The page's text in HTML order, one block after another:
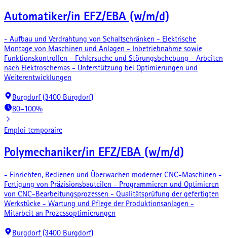
Automatiker/in EFZ/EBA (w/m/d)
- Aufbau und Verdrahtung von Schaltschränken - Elektrische
Montage von Maschinen und Anlagen - Inbetriebnahme sowie
Funktionskontrollen - Fehlersuche und Störungsbehebung - Arbeiten
nach Elektroschemas - Unterstützung bei Optimierungen und
Weiterentwicklungen
Burgdorf (3400 Burgdorf)
80–100%
Emploi temporaire
Polymechaniker/in EFZ/EBA (w/m/d)
- Einrichten, Bedienen und Überwachen moderner CNC-Maschinen -
Fertigung von Präzisionsbauteilen - Programmieren und Optimieren
von CNC-Bearbeitungsprozessen - Qualitätsprüfung der gefertigten
Werkstücke - Wartung und Pflege der Produktionsanlagen -
Mitarbeit an Prozessoptimierungen
Burgdorf (3400 Burgdorf)